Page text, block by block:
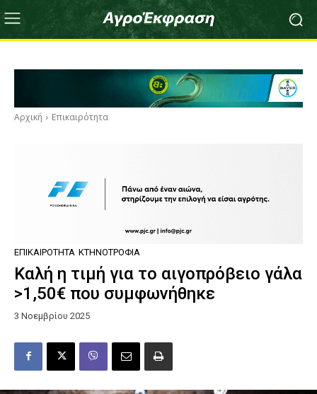
Αρχική Επικαιρότητα
ΕΠΙΚΑΙΡΌΤΗΤΑ ΚΤΗΝΟΤΡΟΦΊΑ
Καλή η τιμή για το αιγοπρόβειο γάλα
>1,50€ που συμφωνήθηκε
3 Νοεμβρίου 2025